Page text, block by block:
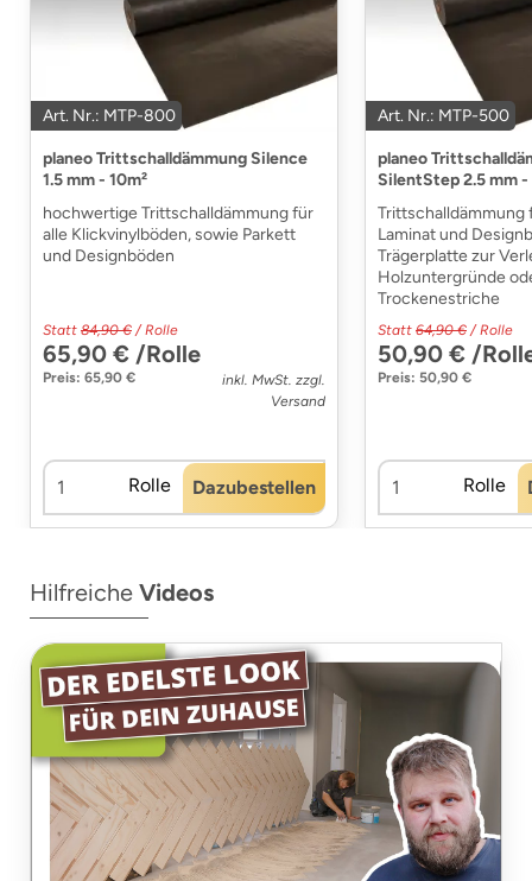
Art. Nr.: MTP-800
planeo Trittschalldämmung Silence
1.5 mm - 10m²
hochwertige Trittschalldämmung für
alle Klickvinylböden, sowie Parkett
und Designböden
Statt 84,90 € / Rolle
65,90 € /Rolle
Preis: 65,90 €
inkl. MwSt. zzgl.
Versand
Rolle Dazubestellen
Art. Nr.: MTP-500
planeo
SilentStep 2.5 mm -
Trittschalldämmung
Laminat und
Trägerplatte zur
Holzuntergründe
Trockenestriche
Statt 64,90 € / Rolle
50,90 € /
Preis: 50,90 €
Rolle
Hilfreiche Videos